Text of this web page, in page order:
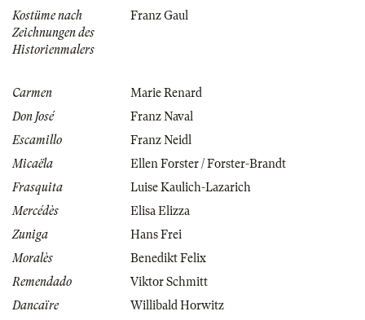
Kostüme nach
Zeichnungen des
Historienmalers
Franz Gaul
Carmen
Marie Renard
Don José
Franz Naval
Escamillo
Franz Neidl
Micaëla
Ellen Forster / Forster-Brandt
Frasquita
Luise Kaulich-Lazarich
Mercédès
Elisa Elizza
Zuniga
Hans Frei
Moralès
Benedikt Felix
Remendado
Viktor Schmitt
Dancaïre
Willibald Horwitz